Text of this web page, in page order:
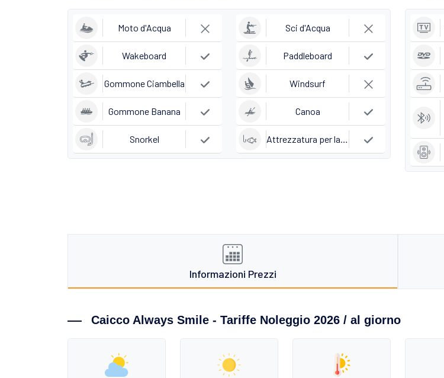
Moto d'Acqua Sci d'Acqua
Wakeboard Paddleboard
Gommone Ciambella Windsurf
Gommone Banana Canoa
Snorkel Attrezzatura per la Pesca
Informazioni Prezzi
Caicco Always Smile - Tariffe Noleggio 2026 / al giorno